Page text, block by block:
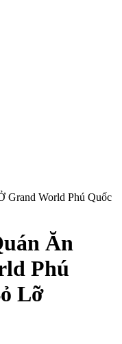
Grand World Phú Quốc
Ăn
Phú
Lỡ